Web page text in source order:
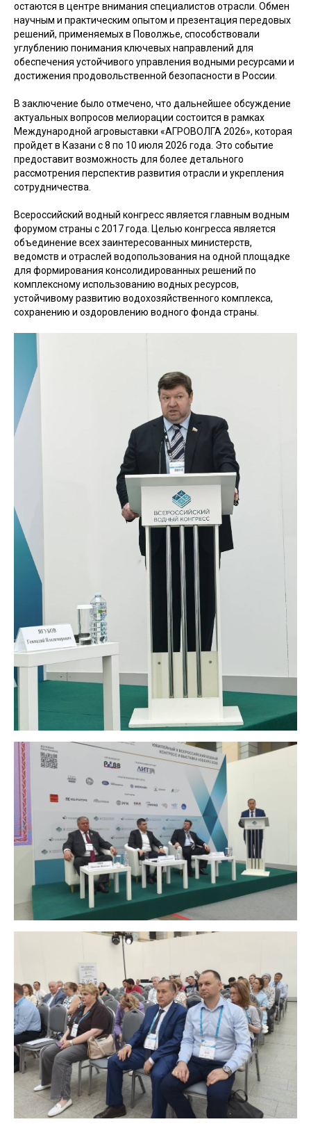
остаются в центре внимания специалистов отрасли. Обмен
научным и практическим опытом и презентация передовых
решений, применяемых в Поволжье, способствовали
углублению понимания ключевых направлений для
обеспечения устойчивого управления водными ресурсами и
достижения продовольственной безопасности в России.
В заключение было отмечено, что дальнейшее обсуждение
актуальных вопросов мелиорации состоится в рамках
Международной агровыставки «АГРОВОЛГА 2026», которая
пройдет в Казани с 8 по 10 июля 2026 года. Это событие
предоставит возможность для более детального
рассмотрения перспектив развития отрасли и укрепления
сотрудничества.
Всероссийский водный конгресс является главным водным
форумом страны с 2017 года. Целью конгресса является
объединение всех заинтересованных министерств,
ведомств и отраслей водопользования на одной площадке
для формирования консолидированных решений по
комплексному использованию водных ресурсов,
устойчивому развитию водохозяйственного комплекса,
сохранению и оздоровлению водного фонда страны.